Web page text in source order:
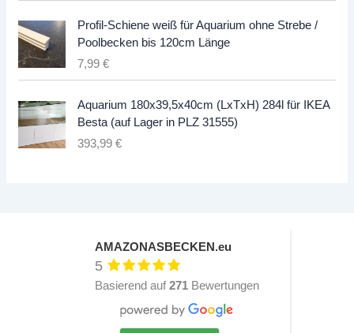
Profil-Schiene weiß für Aquarium ohne Strebe /
Poolbecken bis 120cm Länge
7,99€
Aquarium 180x39,5x40cm (LxTxH) 284l für IKEA
Besta (auf Lager in PLZ 31555)
393,99€
AMAZONASBECKEN.eu
5
Basierend auf 271 Bewertungen